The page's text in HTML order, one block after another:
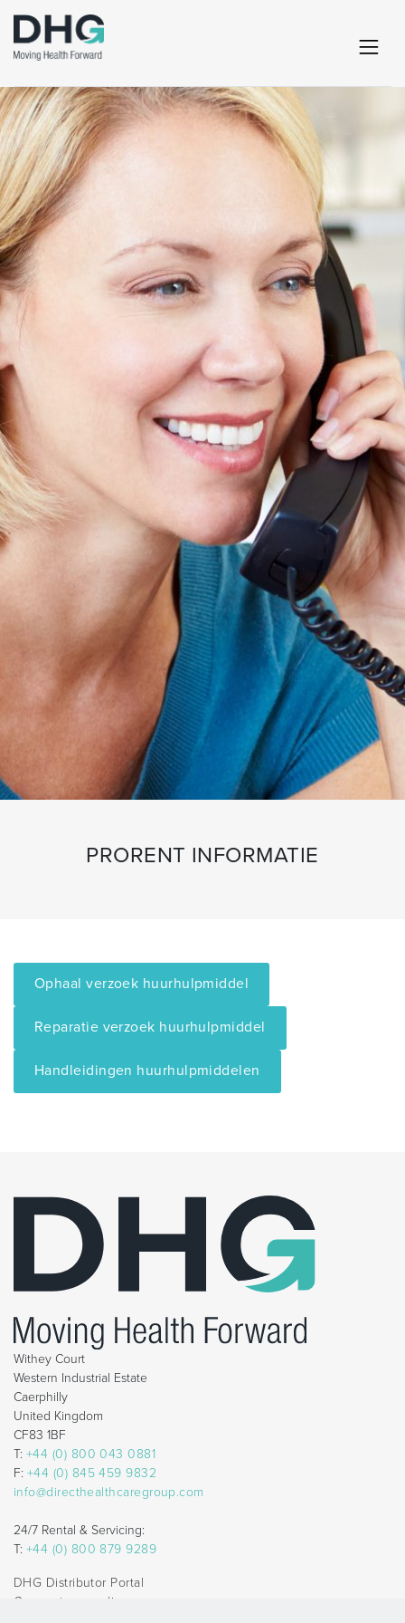
PRORENT INFORMATIE
Ophaal verzoek huurhulpmiddel
Reparatie verzoek huurhulpmiddel
Handleidingen huurhulpmiddelen
Withey Court
Western Industrial Estate
Caerphilly
United Kingdom
CF83 1BF
T: +44 (0) 800 043 0881
F: +44 (0) 845 459 9832
info@directhealthcaregroup.com
24/7 Rental & Servicing:
T: +44 (0) 800 879 9289
DHG Distributor Portal
Corporate compliance